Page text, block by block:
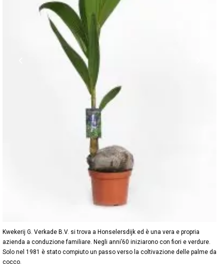
Kwekerij G. Verkade B.V. si trova a Honselersdijk ed è una vera e propria
azienda a conduzione familiare. Negli anni’60 iniziarono con fiori e verdure.
Solo nel 1981 è stato compiuto un passo verso la coltivazione delle palme da
cocco.